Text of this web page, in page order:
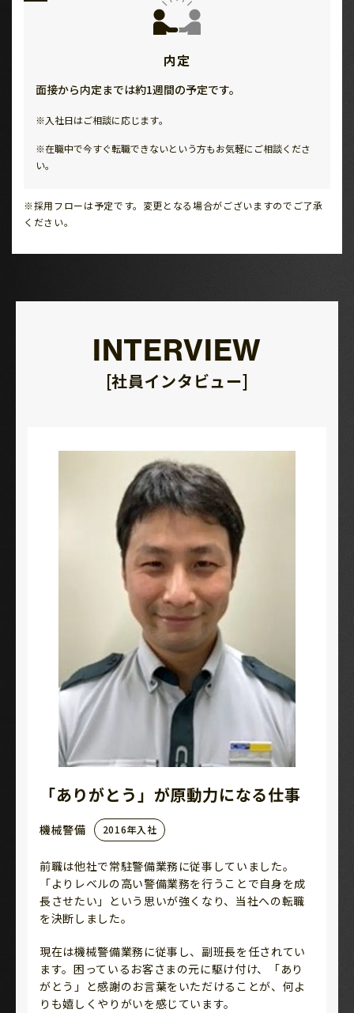
内定
面接から内定までは約1週間の予定です。
※入社日はご相談に応じます｡
※在職中で今すぐ転職できないという方もお気軽にご相談くださ
い。
※採用フローは予定です。変更となる場合がございますのでご了承
ください。
INTERVIEW
[社員インタビュー]
「ありがとう」が原動力になる仕事
機械警備 2016年入社
前職は他社で常駐警備業務に従事していました。
「よりレベルの高い警備業務を行うことで自身を成
長させたい」という思いが強くなり、当社への転職
を決断しました。
現在は機械警備業務に従事し、副班長を任されてい
ます。困っているお客さまの元に駆け付け、「あり
がとう」と感謝のお言葉をいただけることが、何よ
りも嬉しくやりがいを感じています。